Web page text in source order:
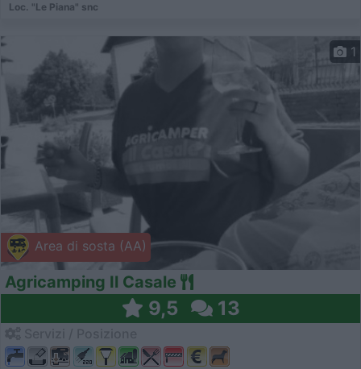
Loc. "Le Piana" snc
Area di sosta (AA)
1
Agricamping Il Casale
9,5 13